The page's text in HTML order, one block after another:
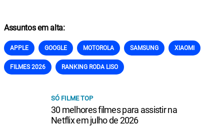
Assuntos em alta:
APPLE GOOGLE MOTOROLA SAMSUNG XIAOMI
FILMES 2026 RANKING RODA LISO
SÓ FILME TOP
30 melhores filmes para assistir na
Netflix em julho de 2026